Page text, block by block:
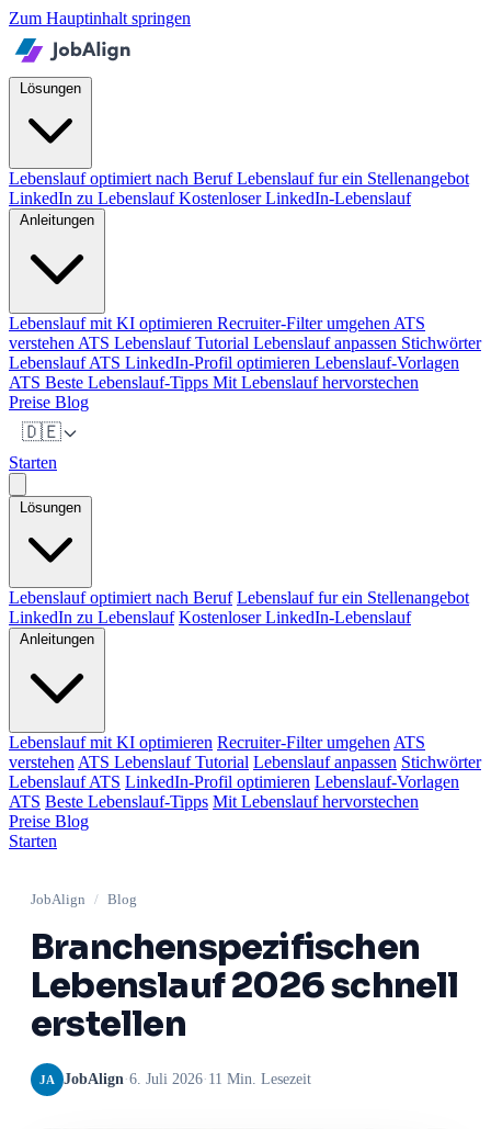
Zum Hauptinhalt springen
Lebenslauf optimiert nach BerufLebenslauf fur ein Stellenangebot
LinkedIn zu LebenslaufKostenloser LinkedIn-Lebenslauf
Lebenslauf mit KI optimieren Recruiter-Filter umgehen ATS
verstehen ATS Lebenslauf Tutorial Lebenslauf anpassen Stichwörter
Lebenslauf ATS LinkedIn-Profil optimieren Lebenslauf-Vorlagen
ATS Beste Lebenslauf-Tipps Mit Lebenslauf hervorstechen
Preise Blog
🇩🇪
Starten
Lebenslauf optimiert nach Beruf Lebenslauf fur ein Stellenangebot
LinkedIn zu Lebenslauf Kostenloser LinkedIn-Lebenslauf
Lebenslauf mit KI optimieren Recruiter-Filter umgehen ATS
verstehen ATS Lebenslauf Tutorial Lebenslauf anpassen Stichwörter
Lebenslauf ATS LinkedIn-Profil optimieren Lebenslauf-Vorlagen
ATS Beste Lebenslauf-Tipps Mit Lebenslauf hervorstechen
Preise Blog
Starten
JobAlign / Blog
Branchenspezifischen
Lebenslauf 2026 schnell
erstellen
JA JobAlign·6. Juli 2026· 11 Min. Lesezeit